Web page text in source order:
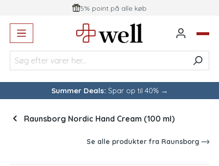
5% point på alle køb
Summer Deals: Spar op til 40% →
Raunsborg Nordic Hand Cream (100 ml)
Se alle produkter fra Raunsborg